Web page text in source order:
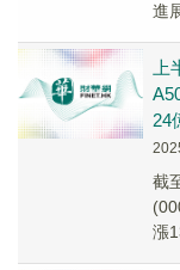
進
24
截
漲